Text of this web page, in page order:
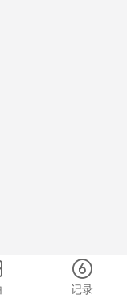
记录